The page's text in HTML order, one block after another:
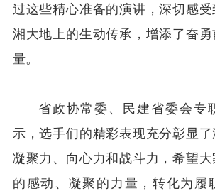
过这些精心准备的演讲，深切 感
湘大地上的生动传承 ， 增添了奋
量。
省政协常委、民建省委会专
示，选手们的精彩表现充分彰显
凝聚力、向心力和战斗力，希望
的感动、凝聚的力量，转化为履